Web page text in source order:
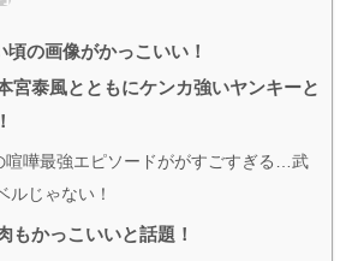
頃の画像がかっこいい！
宮泰風とともにケンカ強いヤンキーと
喧嘩最強エピソードががすごすぎる…武
ルじゃない！
もかっこいいと話題！